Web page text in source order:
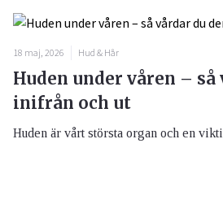
18 maj, 2026 Hud & Hår
Huden under våren – så
inifrån och ut
Huden är vårt största organ och en